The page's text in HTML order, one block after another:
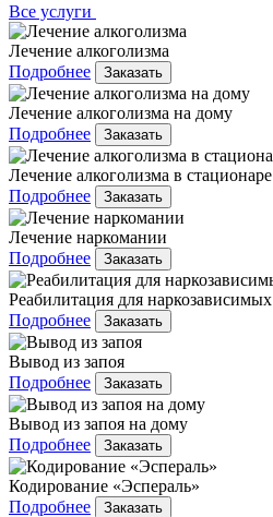
Все услуги
Лечение алкоголизма
Подробнее
Заказать
Лечение алкоголизма на дому
Подробнее
Заказать
Лечение алкоголизма в стационаре
Подробнее
Заказать
Лечение наркомании
Подробнее
Заказать
Реабилитация для наркозависимых
Подробнее
Заказать
Вывод из запоя
Подробнее
Заказать
Вывод из запоя на дому
Подробнее
Заказать
Кодирование «Эспераль»
Подробнее
Заказать